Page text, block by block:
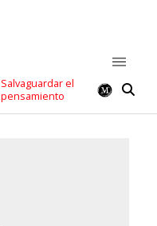
Salvaguardar el
pensamiento